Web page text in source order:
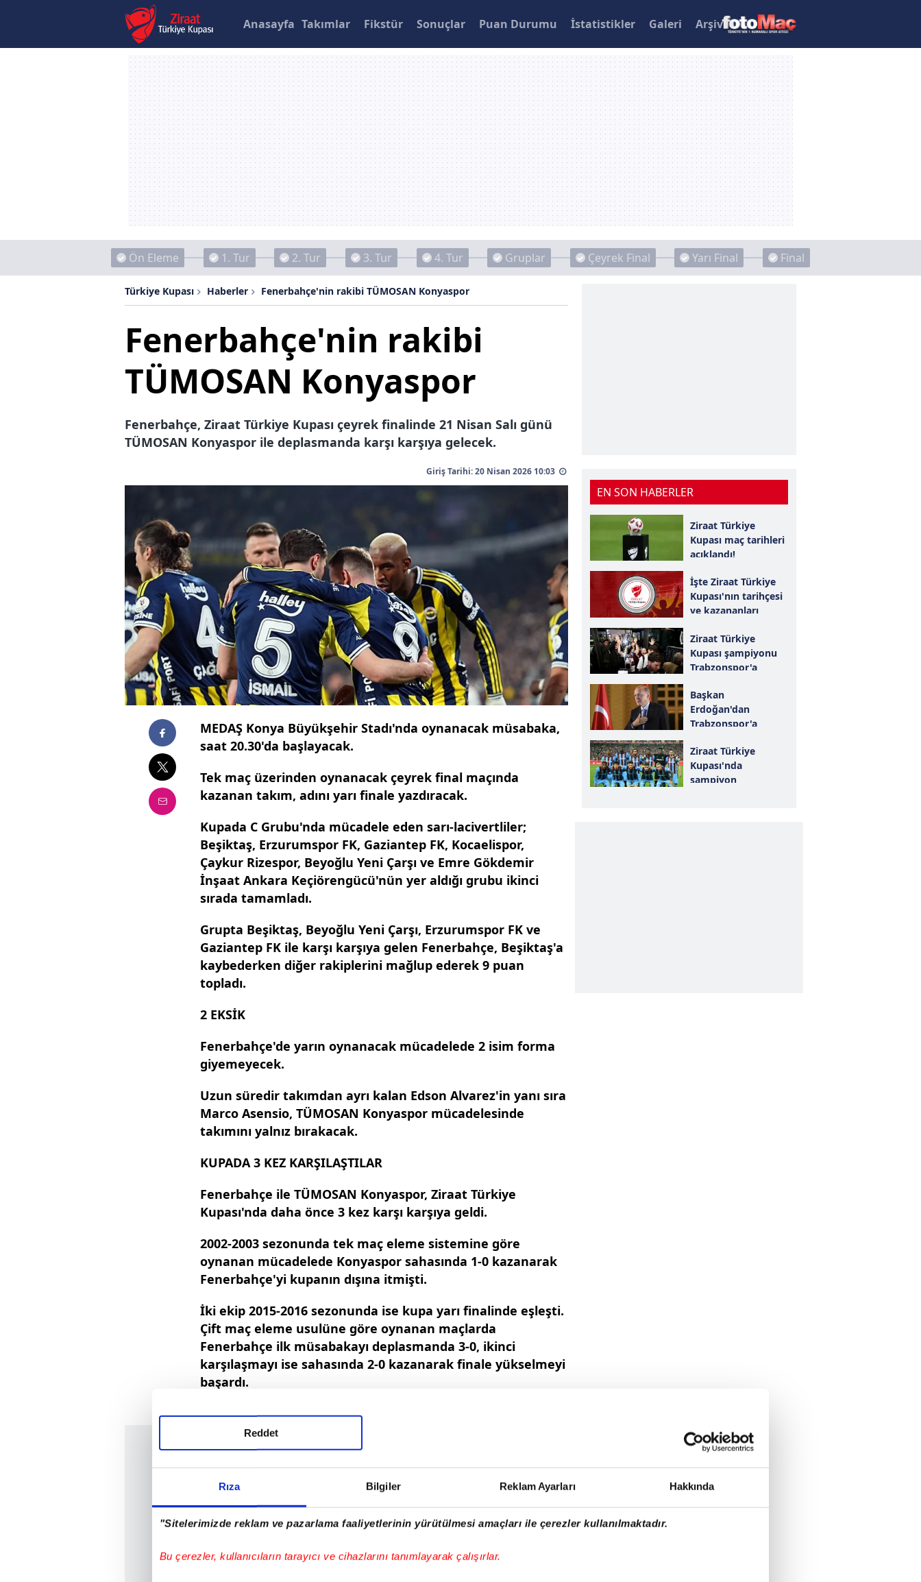
Rıza Bilgiler Reklam Ayarları Hakkında
"Sitelerimizde reklam ve pazarlama faaliyetlerinin yürütülmesi amaçları ile çerezler kullanılmaktadır.
Bu çerezler, kullanıcıların tarayıcı ve cihazlarını tanımlayarak çalışırlar.
Reddet
Anasayfa Takımlar Fikstür Sonuçlar Puan Durumu İstatistikler Galeri Arşiv
Ön Eleme 1. Tur 2. Tur 3. Tur 4. Tur Gruplar Çeyrek Final Yarı Final Final
Türkiye Kupası Haberler Fenerbahçe'nin rakibi TÜMOSAN Konyaspor
Fenerbahçe'nin rakibi
TÜMOSAN Konyaspor
Fenerbahçe, Ziraat Türkiye Kupası çeyrek finalinde 21 Nisan Salı günü
TÜMOSAN Konyaspor ile deplasmanda karşı karşıya gelecek.
Giriş Tarihi: 20 Nisan 2026 10:03
MEDAŞ Konya Büyükşehir Stadı'nda oynanacak müsabaka,
saat 20.30'da başlayacak.
Tek maç üzerinden oynanacak çeyrek final maçında
kazanan takım, adını yarı finale yazdıracak.
Kupada C Grubu'nda mücadele eden sarı-lacivertliler;
Beşiktaş, Erzurumspor FK, Gaziantep FK, Kocaelispor,
Çaykur Rizespor, Beyoğlu Yeni Çarşı ve Emre Gökdemir
İnşaat Ankara Keçiörengücü'nün yer aldığı grubu ikinci
sırada tamamladı.
Grupta Beşiktaş, Beyoğlu Yeni Çarşı, Erzurumspor FK ve
Gaziantep FK ile karşı karşıya gelen Fenerbahçe, Beşiktaş'a
kaybederken diğer rakiplerini mağlup ederek 9 puan
topladı.
2 EKSİK
Fenerbahçe'de yarın oynanacak mücadelede 2 isim forma
giyemeyecek.
Uzun süredir takımdan ayrı kalan Edson Alvarez'in yanı sıra
Marco Asensio, TÜMOSAN Konyaspor mücadelesinde
takımını yalnız bırakacak.
KUPADA 3 KEZ KARŞILAŞTILAR
Fenerbahçe ile TÜMOSAN Konyaspor, Ziraat Türkiye
Kupası'nda daha önce 3 kez karşı karşıya geldi.
2002-2003 sezonunda tek maç eleme sistemine göre
oynanan mücadelede Konyaspor sahasında 1-0 kazanarak
Fenerbahçe'yi kupanın dışına itmişti.
İki ekip 2015-2016 sezonunda ise kupa yarı finalinde eşleşti.
Çift maç eleme usulüne göre oynanan maçlarda
Fenerbahçe ilk müsabakayı deplasmanda 3-0, ikinci
karşılaşmayı ise sahasında 2-0 kazanarak finale yükselmeyi
başardı.
EN SON HABERLER
Ziraat Türkiye
Kupası maç tarihleri
açıklandı!
İşte Ziraat Türkiye
Kupası'nın tarihçesi
ve kazananları
Ziraat Türkiye
Kupası şampiyonu
Trabzonspor'a
Başkan
Erdoğan'dan
Trabzonspor'a
Ziraat Türkiye
Kupası'nda
şampiyon